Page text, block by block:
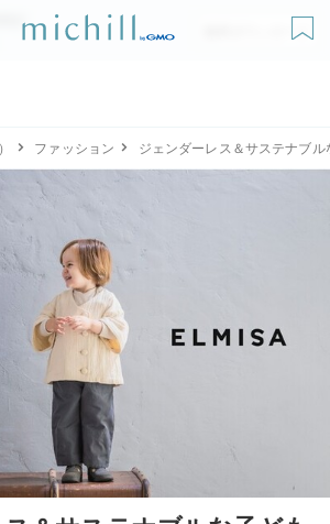
が
無料ダウンロード
ファッション ジェンダーレス＆サステナブ